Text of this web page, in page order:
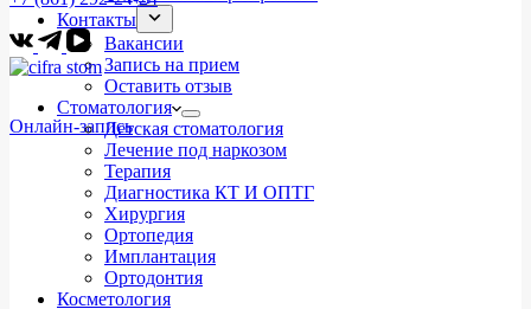
Контакты
Вакансии
Запись на прием
Оставить отзыв
Онлайн-запись
Стоматология
Детская стоматология
Лечение под наркозом
Терапия
Диагностика КТ И ОПТГ
Хирургия
Ортопедия
Имплантация
Ортодонтия
Косметология